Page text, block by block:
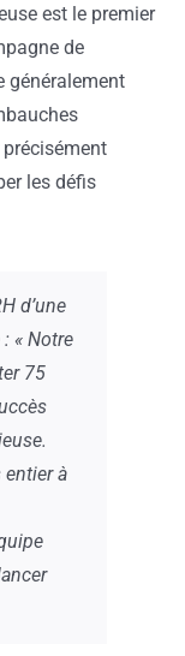
est le premier
de
généralement
les défis
d’une
« Notre
75
à